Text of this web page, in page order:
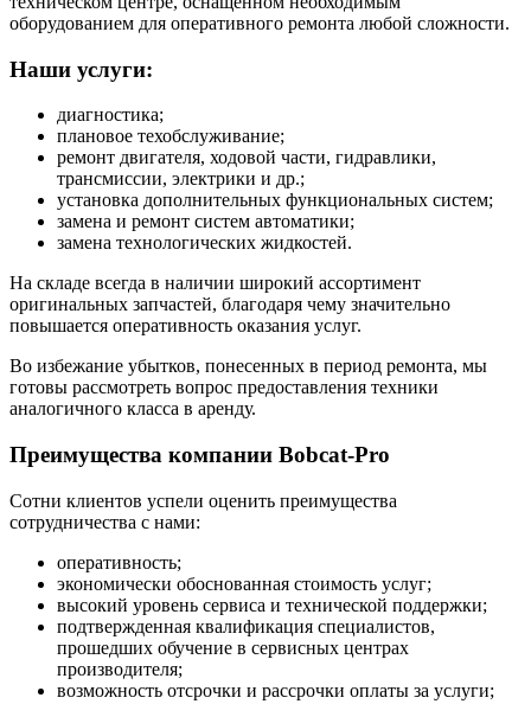
оборудованием для оперативного ремонта любой сложности.
Наши услуги:
диагностика;
плановое техобслуживание;
ремонт двигателя, ходовой части, гидравлики,
трансмиссии, электрики и др.;
установка дополнительных функциональных систем;
замена и ремонт систем автоматики;
замена технологических жидкостей.
На складе всегда в наличии широкий ассортимент
оригинальных запчастей, благодаря чему значительно
повышается оперативность оказания услуг.
Во избежание убытков, понесенных в период ремонта, мы
готовы рассмотреть вопрос предоставления техники
аналогичного класса в аренду.
Преимущества компании Bobcat-Pro
Сотни клиентов успели оценить преимущества
сотрудничества с нами:
оперативность;
экономически обоснованная стоимость услуг;
высокий уровень сервиса и технической поддержки;
подтвержденная квалификация специалистов,
прошедших обучение в сервисных центрах
производителя;
возможность отсрочки и рассрочки оплаты за услуги;